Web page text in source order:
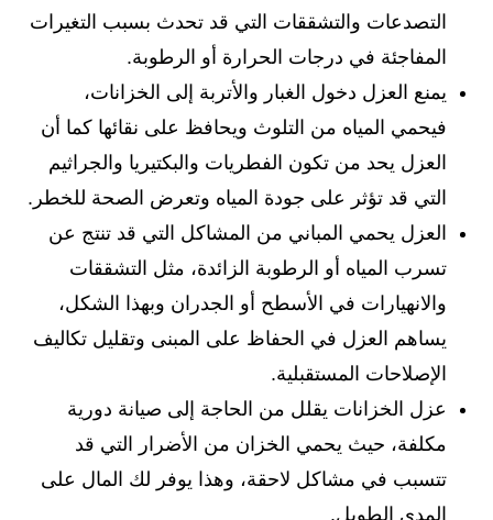
التصدعات والتشققات التي قد تحدث بسبب التغيرات
المفاجئة في درجات الحرارة أو الرطوبة.
يمنع العزل دخول الغبار والأتربة إلى الخزانات،
فيحمي المياه من التلوث ويحافظ على نقائها كما أن
العزل يحد من تكون الفطريات والبكتيريا والجراثيم
التي قد تؤثر على جودة المياه وتعرض الصحة للخطر.
العزل يحمي المباني من المشاكل التي قد تنتج عن
تسرب المياه أو الرطوبة الزائدة، مثل التشققات
والانهيارات في الأسطح أو الجدران وبهذا الشكل،
يساهم العزل في الحفاظ على المبنى وتقليل تكاليف
الإصلاحات المستقبلية.
عزل الخزانات يقلل من الحاجة إلى صيانة دورية
مكلفة، حيث يحمي الخزان من الأضرار التي قد
تتسبب في مشاكل لاحقة، وهذا يوفر لك المال على
المدى الطويل.